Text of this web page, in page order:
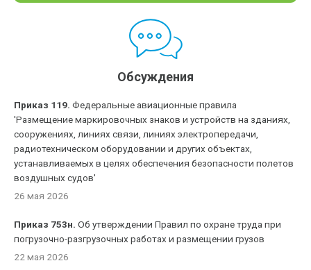
Обсуждения
Приказ 119. Федеральные авиационные правила
'Размещение маркировочных знаков и устройств на зданиях,
сооружениях, линиях связи, линиях электропередачи,
радиотехническом оборудовании и других объектах,
устанавливаемых в целях обеспечения безопасности полетов
воздушных судов'
26 мая 2026
Приказ 753н. Об утверждении Правил по охране труда при
погрузочно-разгрузочных работах и размещении грузов
22 мая 2026